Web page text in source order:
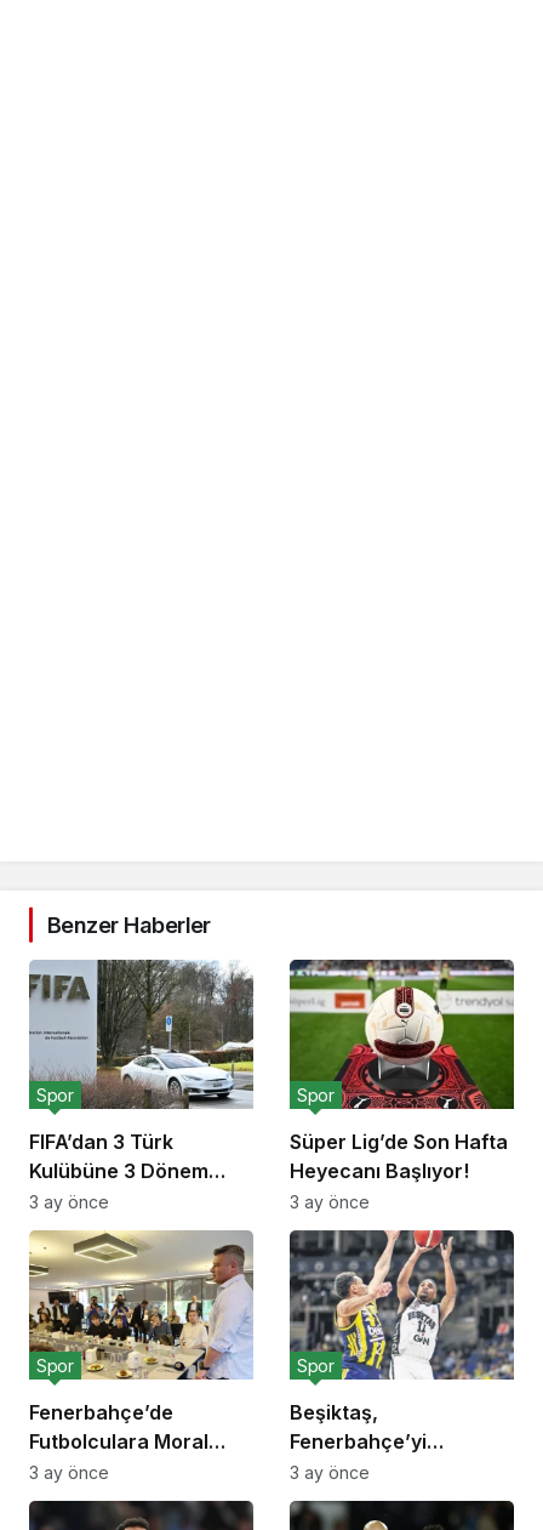
Benzer Haberler
FIFA’dan 3 Türk
Kulübüne 3 Dönem
Transfer Yasağı!
Spor
3 ay önce
Süper Lig’de Son Hafta
Heyecanı Başlıyor!
Spor
3 ay önce
Fenerbahçe’de
Futbolculara Moral
Yemeği!
Spor
3 ay önce
Beşiktaş,
Fenerbahçe’yi
Deplasmanda Yendi!
Spor
3 ay önce